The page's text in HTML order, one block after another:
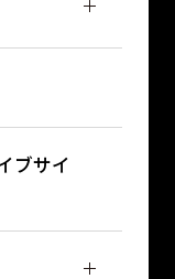
ブサイ